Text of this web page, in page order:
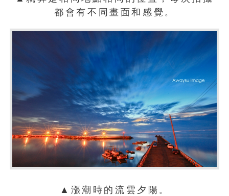
都會有不同畫面和感覺 。
▲漲潮時的流雲夕陽 。